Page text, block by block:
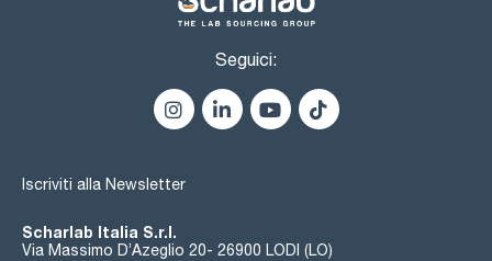
Seguici:
Iscriviti alla Newsletter
Scharlab Italia S.r.l.
Via Massimo D’Azeglio 20- 26900 LODI (LO)